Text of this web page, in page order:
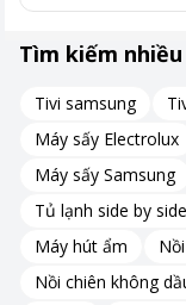
công nghệ làm mịn
Dù là hợp đồng, báo
chất lượng vượt trội.
Độ phân giải tiêu
liệu văn phòng
Tìm kiếm
Tivi samsung
Máy sấy Electrolux
Máy sấy Samsung
Tủ lạnh side by side
Máy hút ẩm
Nồi chiên không